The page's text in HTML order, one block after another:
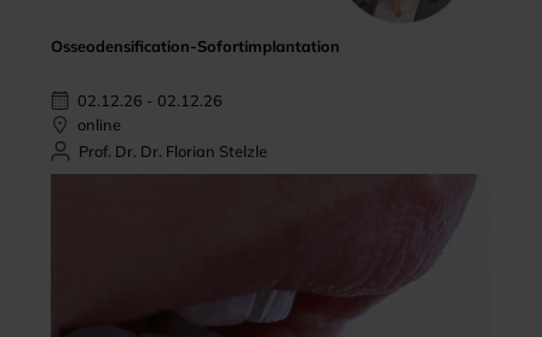
Osseodensification-Sofortimplantation
02.12.26 - 02.12.26
online
Prof. Dr. Dr. Florian Stelzle